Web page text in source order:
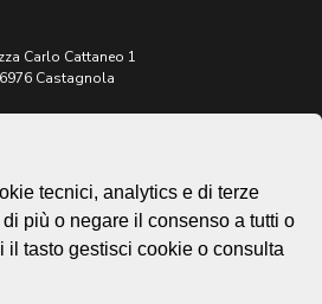
Carlo Cattaneo 1
6976 Castagnola
+41 58 866 68 50
Sito istituzionale:
tecnici, analytics e di terze
più o negare il consenso a tutti o
il tasto gestisci cookie o consulta